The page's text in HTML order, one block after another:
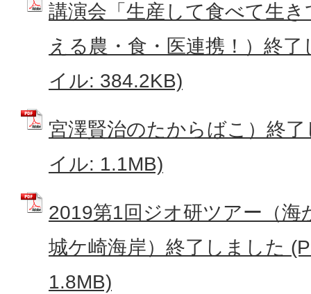
講演会「生産して食べて生
える農・食・医連携！）終
イル: 384.2KB)
宮澤賢治のたからばこ）終
イル: 1.1MB)
2019第1回ジオ研ツアー（海
城ケ崎海岸）終了しました
1.8MB)